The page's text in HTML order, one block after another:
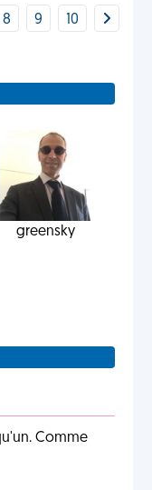
8 9 10
greensky
Comme